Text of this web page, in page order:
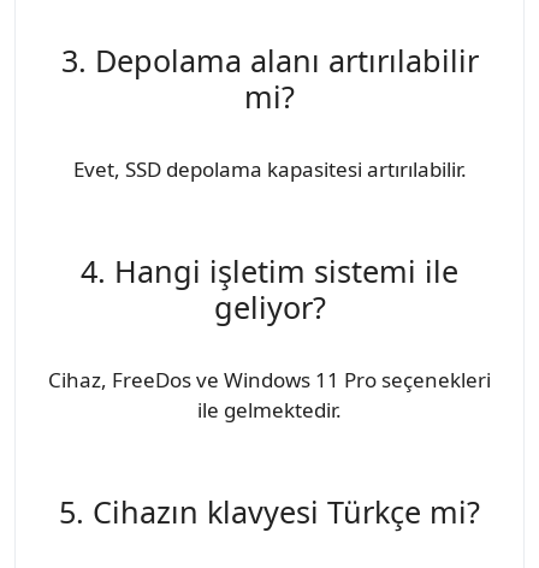
3. Depolama alanı artırılabilir
mi?
Evet, SSD depolama kapasitesi artırılabilir.
4. Hangi işletim sistemi ile
geliyor?
Cihaz, FreeDos ve Windows 11 Pro seçenekleri
ile gelmektedir.
5. Cihazın klavyesi Türkçe mi?